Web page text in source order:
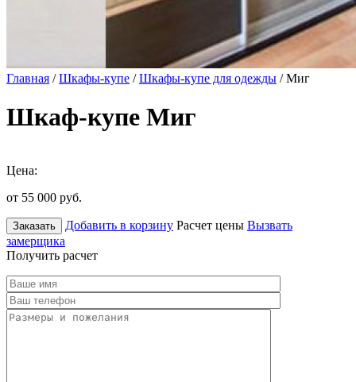
Главная /Шкафы-купе /Шкафы-купе для одежды / Миг
Шкаф-купе Миг
Цена:
от 55 000 руб.
Заказать Добавить в корзину Расчет цены Вызвать
замерщика
Получить расчет